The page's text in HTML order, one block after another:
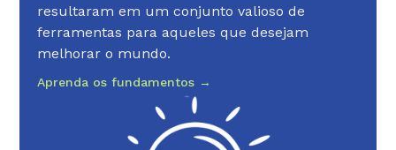
resultaram em um conjunto valioso de
ferramentas para aqueles que desejam
melhorar o mundo.
Aprenda os fundamentos →